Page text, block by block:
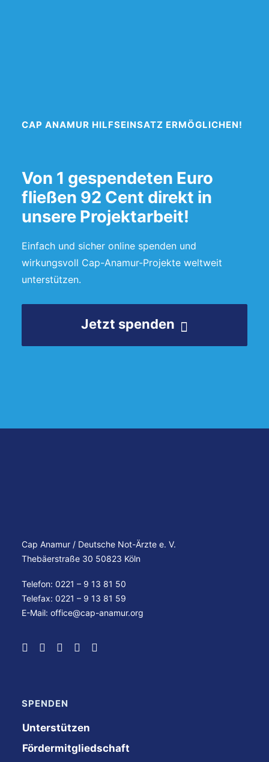
CAP ANAMUR HILFSEINSATZ ERMÖGLICHEN!
Von 1 gespendeten Euro
fließen 92 Cent direkt in
unsere Projektarbeit!
Einfach und sicher online spenden und
wirkungsvoll Cap-Anamur-Projekte weltweit
unterstützen.
Jetzt spenden
Cap Anamur / Deutsche Not-Ärzte e. V.
Thebäerstraße 30 50823 Köln
Telefon: 0221 – 9 13 81 50
Telefax: 0221 – 9 13 81 59
E-Mail: office@cap-anamur.org
SPENDEN
Unterstützen
Fördermitgliedschaft